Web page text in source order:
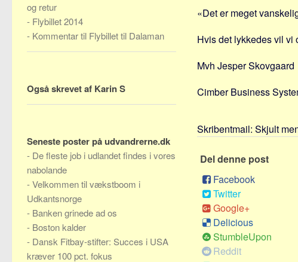
«Det er meget
Hvis det lykkedes vil vi
Mvh Jesper Skovgaard
Cimber Business
Skribentmail: Skjult
Del denne post
Facebook
Twitter
Google+
Delicious
StumbleUpon
Reddit
og retur
- Flybillet 2014
- Kommentar til Flybillet til Dalaman
Også skrevet af Karin S
Seneste poster på udvandrerne.dk
- De fleste job i udlandet findes i vores
nabolande
-Velkommen til vækstboom i
Udkantsnorge
- Banken grinede ad os
- Boston kalder
- Dansk Fitbay-stifter: Succes i USA
kræver 100 pct. fokus